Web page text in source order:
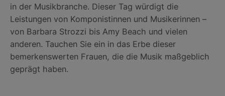
in der Musikbranche. Dieser Tag würdigt die
Leistungen von Komponistinnen und Musikerinnen –
von Barbara Strozzi bis Amy Beach und vielen
anderen. Tauchen Sie ein in das Erbe dieser
bemerkenswerten Frauen, die die Musik maßgeblich
geprägt haben.